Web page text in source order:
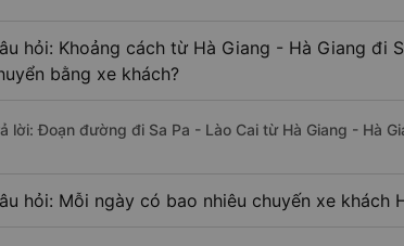
hỏi: Khoảng cách từ Hà Giang - Hà Giang đi
bằng xe khách?
lời: Đoạn đường đi Sa Pa - Lào Cai từ Hà Giang - Hà
hỏi: Mỗi ngày có bao nhiêu chuyến xe khách